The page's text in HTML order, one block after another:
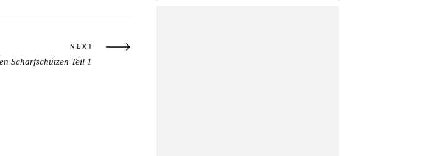
NEXT
Scharfschützen Teil 1